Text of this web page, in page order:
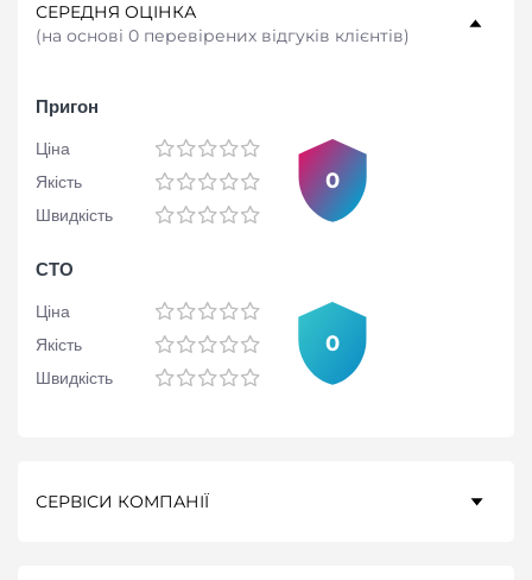
СЕРЕДНЯ ОЦІНКА
(на основі 0 перевірених відгуків клієнтів)
Пригон
Ціна
Якість
Швидкість
0
СТО
Ціна
Якість
Швидкість
0
СЕРВІСИ КОМПАНІЇ